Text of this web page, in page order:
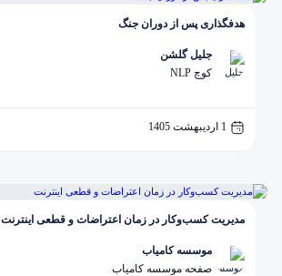
هدفگذاری پس از دوران جنگ
جلیل گلشن
کوچ NLP
1 اردیبهشت 1405
مدیریت کسب‌وکار در زمان اعتراضات و قطعی اینترنت
موسسه کامیاب
صفحه موسسه کامیاب